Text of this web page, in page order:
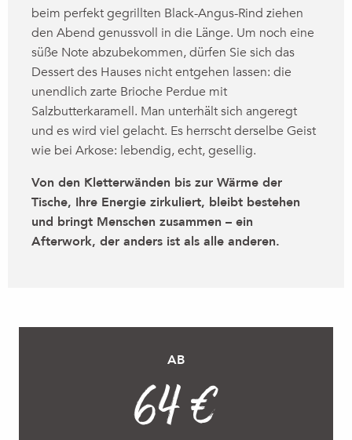
beim perfekt gegrillten Black-Angus-Rind ziehen
den Abend genussvoll in die Länge. Um noch eine
süße Note abzubekommen, dürfen Sie sich das
Dessert des Hauses nicht entgehen lassen: die
unendlich zarte Brioche Perdue mit
Salzbutterkaramell. Man unterhält sich angeregt
und es wird viel gelacht. Es herrscht derselbe Geist
wie bei Arkose: lebendig, echt, gesellig.
Von den Kletterwänden bis zur Wärme der
Tische, Ihre Energie zirkuliert, bleibt bestehen
und bringt Menschen zusammen – ein
Afterwork, der anders ist als alle anderen.
AB
64 €